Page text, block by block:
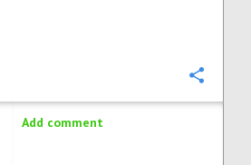
Add comment